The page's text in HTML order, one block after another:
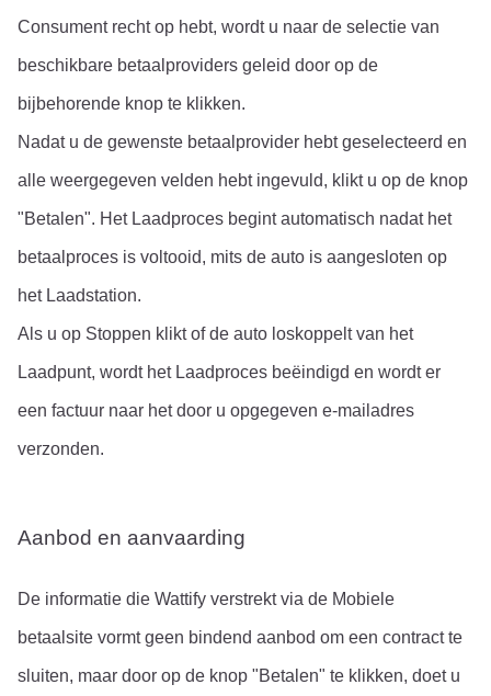
Consument recht op hebt, wordt u naar de selectie van
beschikbare betaalproviders geleid door op de
bijbehorende knop te klikken.
Nadat u de gewenste betaalprovider hebt geselecteerd en
alle weergegeven velden hebt ingevuld, klikt u op de knop
"Betalen". Het Laadproces begint automatisch nadat het
betaalproces is voltooid, mits de auto is aangesloten op
het Laadstation.
Als u op Stoppen klikt of de auto loskoppelt van het
Laadpunt, wordt het Laadproces beëindigd en wordt er
een factuur naar het door u opgegeven e-mailadres
verzonden.
Aanbod en aanvaarding
De informatie die Wattify verstrekt via de Mobiele
betaalsite vormt geen bindend aanbod om een contract te
sluiten, maar door op de knop "Betalen" te klikken, doet u